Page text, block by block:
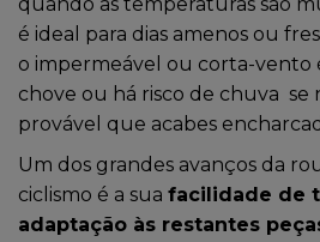
é ideal para dias amenos ou
o impermeável ou corta-vento
chove ou há risco de chuva se
provável que acabes
Um dos grandes avanços da
ciclismo é a sua facilidade de
adaptação às restantes